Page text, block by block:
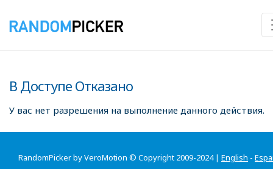
В Доступе Отказано
У вас нет разрешения на выполнение данного действия.
RandomPicker by VeroMotion © Copyright 2009-2024 | English -